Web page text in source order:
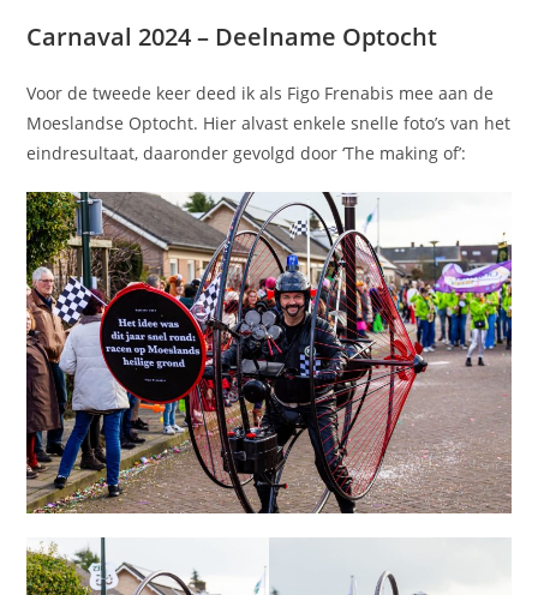
Carnaval 2024 – Deelname Optocht
Voor de tweede keer deed ik als Figo Frenabis mee aan de
Moeslandse Optocht. Hier alvast enkele snelle foto’s van het
eindresultaat, daaronder gevolgd door ‘The making of’: